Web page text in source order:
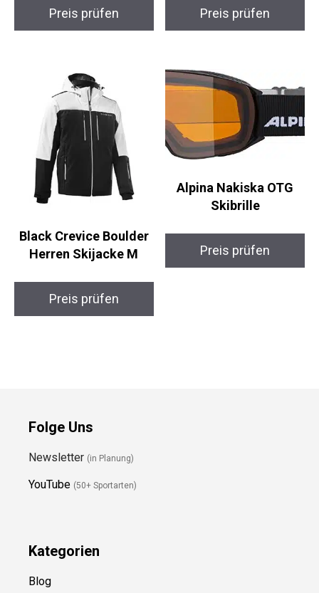
Preis prüfen Preis prüfen
Black Crevice Boulder
Herren Skijacke M
Preis prüfen
Alpina Nakiska OTG
Skibrille
Preis prüfen
Folge Uns
Newsletter (in Planung)
YouTube (50+ Sportarten)
Kategorien
Blog